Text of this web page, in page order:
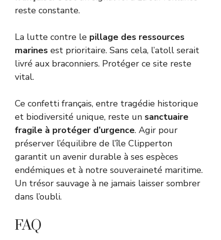
reste constante.
La lutte contre le pillage des ressources
marines est prioritaire. Sans cela, l’atoll serait
livré aux braconniers. Protéger ce site reste
vital.
Ce confetti français, entre tragédie historique
et biodiversité unique, reste un sanctuaire
fragile à protéger d’urgence. Agir pour
préserver l’équilibre de l’île Clipperton
garantit un avenir durable à ses espèces
endémiques et à notre souveraineté maritime.
Un trésor sauvage à ne jamais laisser sombrer
dans l’oubli.
FAQ